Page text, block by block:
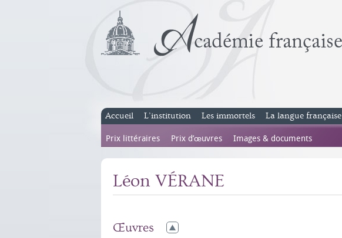
Accueil L’institution Les immortels La langue française
Prix littéraires Prix d’œuvres Images & documents
Léon VÉRANE
Œuvres